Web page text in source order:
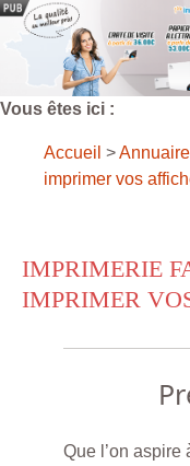
Vous êtes ici :
Accueil >Annuaire
imprimer vos
IMPRIMERIE
IMPRIMER
Que l’on aspire